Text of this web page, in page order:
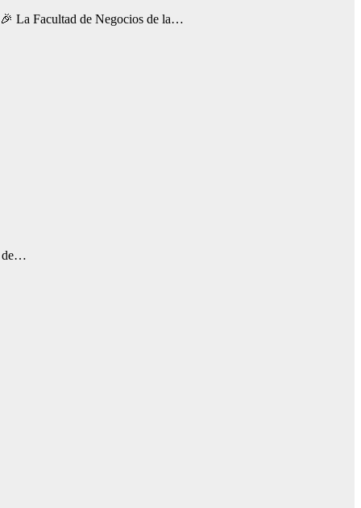
Facultad de Negocios de la…
de…